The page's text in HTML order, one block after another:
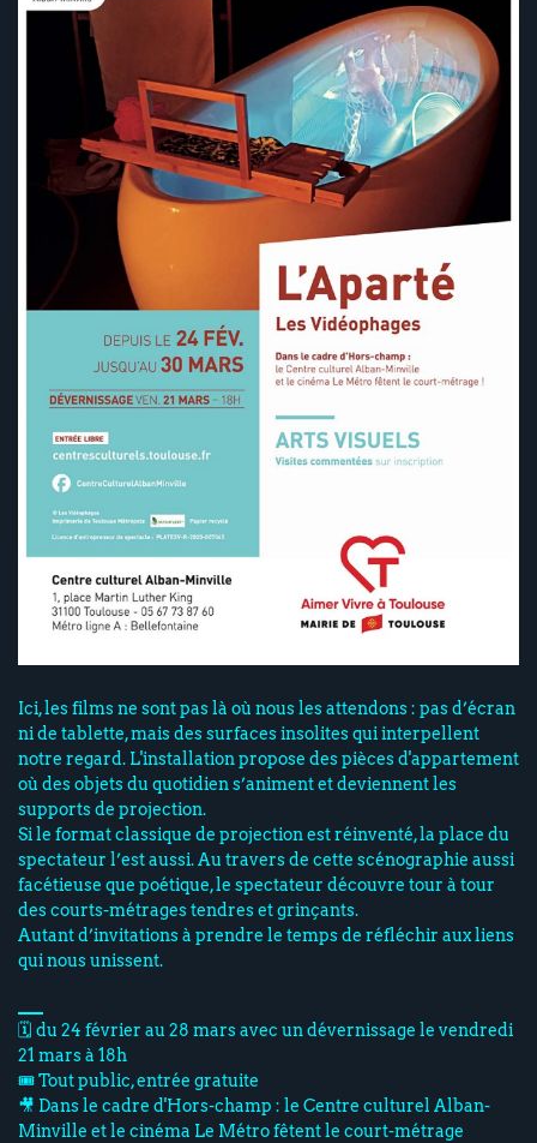
Ici, les films ne sont pas là où nous les attendons : pas d’écran
ni de tablette, mais des surfaces insolites qui interpellent
notre regard. L'installation propose des pièces d'appartement
où des objets du quotidien s’animent et deviennent les
supports de projection.
Si le format classique de projection est réinventé, la place du
spectateur l’est aussi. Au travers de cette scénographie aussi
facétieuse que poétique, le spectateur découvre tour à tour
des courts-métrages tendres et grinçants.
Autant d’invitations à prendre le temps de réfléchir aux liens
qui nous unissent.
🗓️ du 24 février au 28 mars avec un dévernissage le vendredi
21 mars à 18h
🎟️ Tout public, entrée gratuite
🎥 Dans le cadre d'Hors-champ : le Centre culturel Alban-
Minville et le cinéma Le Métro fêtent le court-métrage